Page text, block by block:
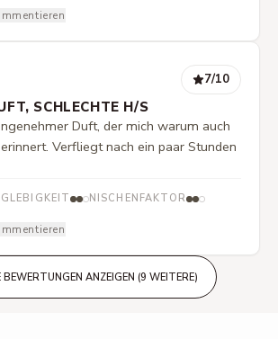
7/10
SCHLECHTE H/S
Duft, der mich warum auch
Verfliegt nach ein paar Stunden
NISCHENFAKTOR
BEWERTUNGEN ANZEIGEN (9 WEITERE)